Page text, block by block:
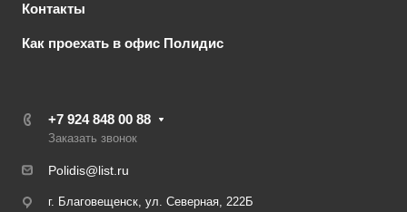
Контакты
Как проехать в офис Полидис
+7 924 848 00 88
Заказать звонок
Polidis@list.ru
г. Благовещенск, ул. Северная, 222Б